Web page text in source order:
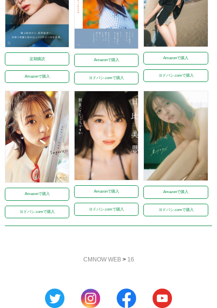
定期購読
Amazonで購入
Amazonで購入
ヨドバシ.comで購入
Amazonで購入
ヨドバシ.comで購入
Amazonで購入
ヨドバシ.comで購入
Amazonで購入
ヨドバシ.comで購入
Amazonで購入
ヨドバシ.comで購入
CMNOW WEB> 16